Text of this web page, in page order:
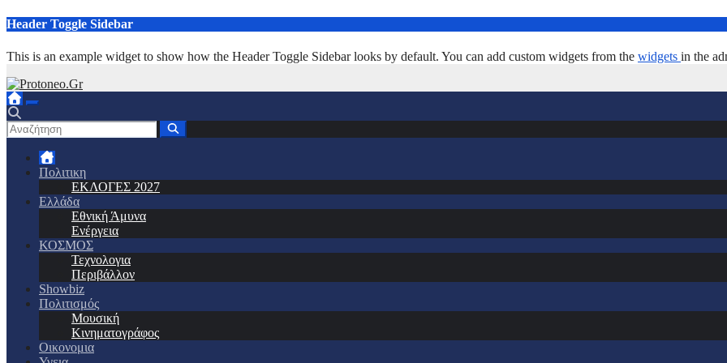
Μετάβαση
περιεχόμενο
Header Toggle Sidebar
This is an example widget to show how the Header Toggle Sidebar looks by default. You can add custom widgets from the widgets in the
Πολιτικη
ΕΚΛΟΓΕΣ 2027
Ελλάδα
Εθνική Άμυνα
Ενέργεια
ΚΟΣΜΟΣ
Τεχνολογια
Περιβάλλον
Showbiz
Πολιτισμός
Μουσική
Κινηματογράφος
Οικονομια